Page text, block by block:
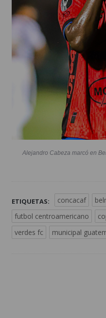
Alejandro Cabeza marcó en
ETIQUETAS: concacaf
futbol centroamericano
verdes fc
municipal